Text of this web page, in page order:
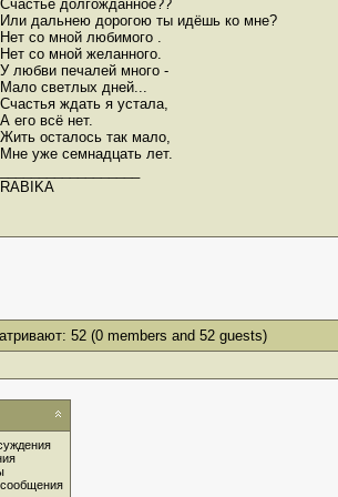
Счастье долгожданное??
Или дальнею дорогою ты идёшь ко мне?
Нет со мной любимого .
Нет со мной желанного.
У любви печалей много -
Мало светлых дней...
Счастья ждать я устала,
А его всё нет.
Жить осталось так мало,
Мне уже семнадцать лет.
RABIKA
52 (0 members and 52 guests)
сообщения